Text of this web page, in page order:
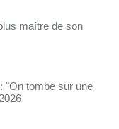
maître de son
"On tombe sur une